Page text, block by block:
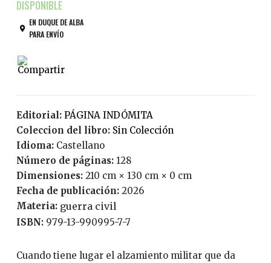
EN DUQUE DE ALBA
PARA ENVÍO
Editorial:
PÁGINA INDÓMITA
Coleccion del libro:
Sin Colección
Idioma:
Castellano
Número de páginas: 128
Dimensiones: 210 cm × 130 cm × 0 cm
Fecha de publicación:
2026
Materia: guerra civil
ISBN: 979-13-990995-7-7
Cuando tiene lugar el alzamiento militar que da